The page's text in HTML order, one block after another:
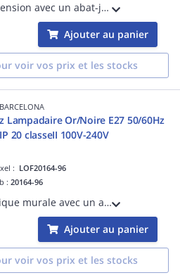
Suspension avec un abat-jour en textile Noir diffuseur en PMMA opal structure en Acier couleur Noir Noir E27 source non incluse 50/60Hz 15W IP 20classe II 100V-240V hauteur: 311mmlongueur: 420mm profondeur:420mm
Ajouter au panier
voir vos prix et les stocks
Or/Noire E27 50/60Hz
20 classeII 100V-240V
: LOF20164-96
:20164-96
Applique murale avec un abat-jour en acier Noir structure en Acier couleur Noir mat Noir E27 source non incluse 50/60Hz 15W IP 20 classe II100V-240V hauteur: 840mm longueur: 250mmprofondeur: 430mm
Ajouter au panier
voir vos prix et les stocks